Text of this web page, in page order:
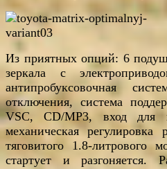
Из приятных опций: 6
зеркала с
антипробуксовочная
отключения, система
VSC, CD/МР3, вход для
механическая
тяговитого 1.8-литрового
стартует и